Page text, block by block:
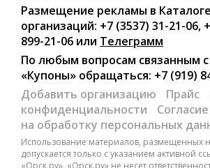
Размещение рекламы в Каталоге
организаций: +7 (3537) 31-21-06,
899-21-06 или Телеграмм
По любым вопросам связанным
«Купоны» обращаться: +7 (919)
Добавить организацию
Прайс
конфиденциальности
на обработку персональных
Использование материалов, размещенных
допускается только с указанием активной
«Орск.ру». «Орск.ру» не несет